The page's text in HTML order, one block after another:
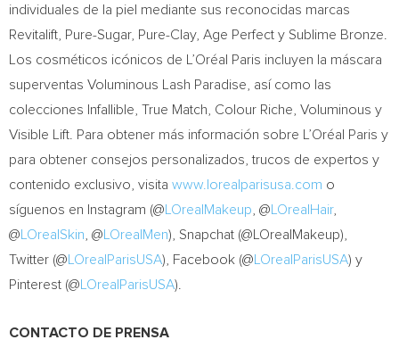
individuales de la piel mediante sus reconocidas marcas
Revitalift, Pure-Sugar, Pure-Clay, Age Perfect y Sublime Bronze.
Los cosméticos icónicos de L’Oréal Paris incluyen la máscara
superventas Voluminous Lash Paradise, así como las
colecciones Infallible, True Match, Colour Riche, Voluminous y
Visible Lift. Para obtener más información sobre L’Oréal Paris y
para obtener consejos personalizados, trucos de expertos y
contenido exclusivo, visita www.lorealparisusa.com o
síguenos en Instagram (@ LOrealMakeup , @ LOrealHair,
@ LOrealSkin , @ LOrealMen), Snapchat (@LOrealMakeup),
Twitter (@ LOrealParisUSA), Facebook (@ LOrealParisUSA) y
Pinterest (@ LOrealParisUSA).
CONTACTO DE PRENSA